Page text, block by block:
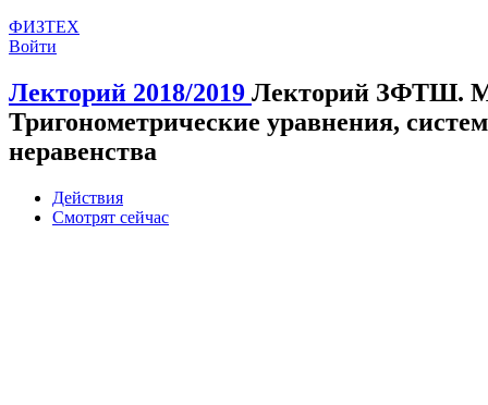
ФИЗТЕХ
Войти
Лекторий 2018/2019 Лекторий ЗФТШ.
Тригонометрические уравнения,
неравенства
Действия
Смотрят сейчас